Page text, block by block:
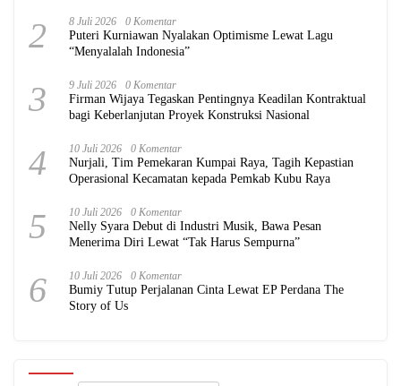
2 8 Juli 2026 0 Komentar
Puteri Kurniawan Nyalakan Optimisme Lewat Lagu
“Menyalalah Indonesia”
3 9 Juli 2026 0 Komentar
Firman Wijaya Tegaskan Pentingnya Keadilan Kontraktual
bagi Keberlanjutan Proyek Konstruksi Nasional
4 10 Juli 2026 0 Komentar
Nurjali, Tim Pemekaran Kumpai Raya, Tagih Kepastian
Operasional Kecamatan kepada Pemkab Kubu Raya
5 10 Juli 2026 0 Komentar
Nelly Syara Debut di Industri Musik, Bawa Pesan
Menerima Diri Lewat “Tak Harus Sempurna”
6 10 Juli 2026 0 Komentar
Bumiy Tutup Perjalanan Cinta Lewat EP Perdana The
Story of Us
Arsip